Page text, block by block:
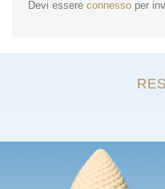
Devi essere connesso per